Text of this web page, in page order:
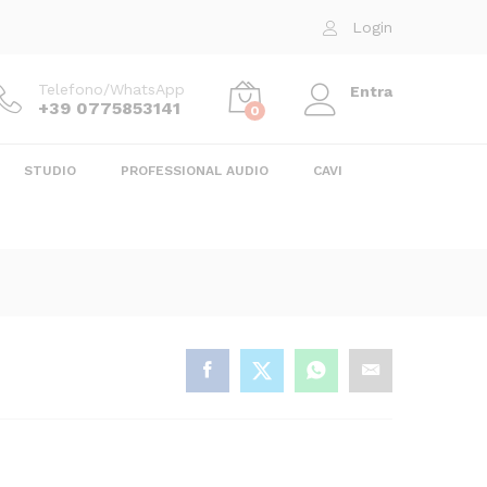
Login
Telefono/WhatsApp
+39 0775853141 0
Entra
STUDIO PROFESSIONAL AUDIO CAVI
Aggiungi al carrello